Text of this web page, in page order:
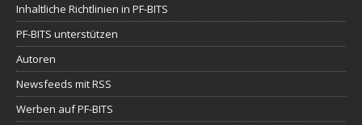
Inhaltliche Richtlinien in PF-BITS
PF-BITS unterstützen
Autoren
Newsfeeds mit RSS
Werben auf PF-BITS